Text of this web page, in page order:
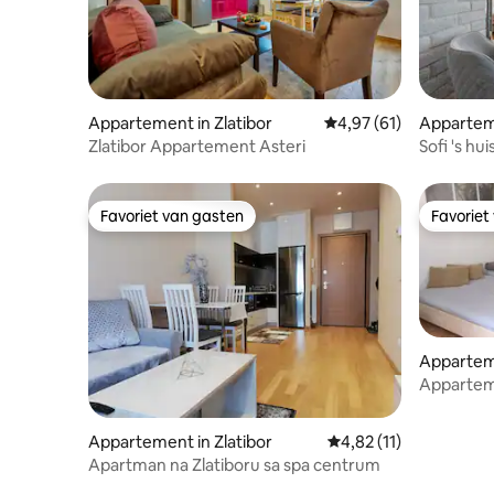
Appartement in Zlatibor Gemiddelde
4,97 (61)
Zlatibor Appartement Asteri
Sofi 's
Favoriet van gasten
Favoriet van gasten
Appartement in Zlatibor Gemiddelde
4,82 (11)
Apartman na Zlatiboru sa spa centrum